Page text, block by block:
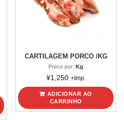
CARTILAGEM PORCO /KG
Preco por:Kg
¥1,250 +Imp.
ADICIONAR AO
CARRINHO